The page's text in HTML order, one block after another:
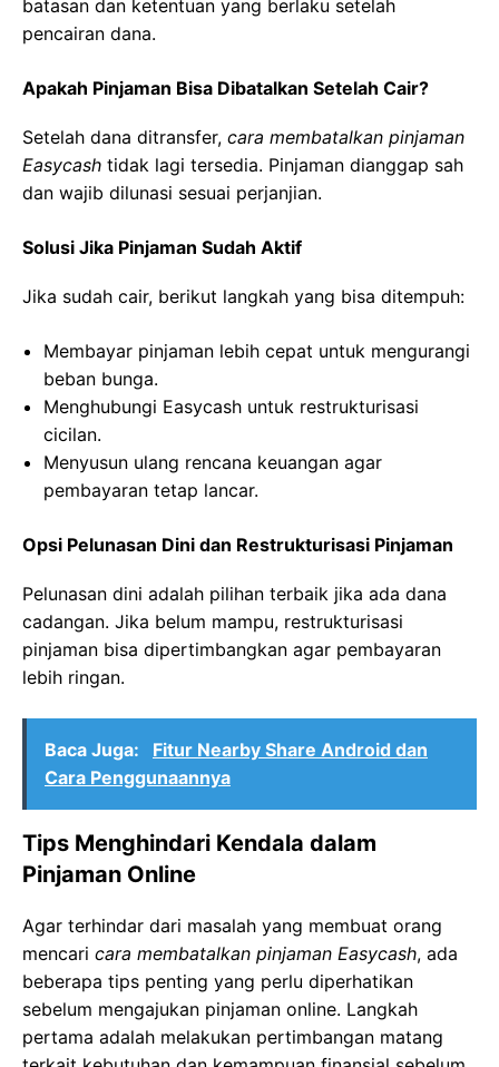
batasan dan ketentuan yang berlaku setelah
pencairan dana.
Apakah Pinjaman Bisa Dibatalkan Setelah Cair?
Setelah dana ditransfer, cara membatalkan pinjaman
Easycash tidak lagi tersedia. Pinjaman dianggap sah
dan wajib dilunasi sesuai perjanjian.
Solusi Jika Pinjaman Sudah Aktif
Jika sudah cair, berikut langkah yang bisa ditempuh:
Membayar pinjaman lebih cepat untuk mengurangi
beban bunga.
Menghubungi Easycash untuk restrukturisasi
cicilan.
Menyusun ulang rencana keuangan agar
pembayaran tetap lancar.
Opsi Pelunasan Dini dan Restrukturisasi Pinjaman
Pelunasan dini adalah pilihan terbaik jika ada dana
cadangan. Jika belum mampu, restrukturisasi
pinjaman bisa dipertimbangkan agar pembayaran
lebih ringan.
Baca Juga:
Fitur Nearby Share Android dan
Cara Penggunaannya
Tips Menghindari Kendala dalam
Pinjaman Online
Agar terhindar dari masalah yang membuat orang
mencari cara membatalkan pinjaman Easycash, ada
beberapa tips penting yang perlu diperhatikan
sebelum mengajukan pinjaman online. Langkah
pertama adalah melakukan pertimbangan matang